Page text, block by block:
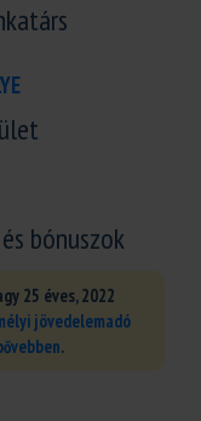
bónuszok
25 éves, 2022
jövedelemadó
.